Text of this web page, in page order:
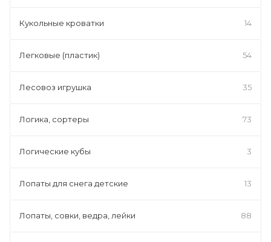
Кукольные кроватки 14
Легковые (пластик) 54
Лесовоз игрушка 35
Логика, сортеры 73
Логические кубы 3
Лопаты для снега детские 13
Лопаты, совки, ведра, лейки 88